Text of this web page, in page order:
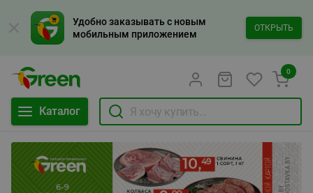
Удобно заказывать с новым
мобильным приложением
ОТКРЫТЬ
Каталог
0